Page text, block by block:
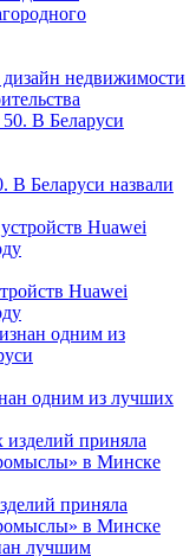
недвижимости
В Беларуси назвали
Huawei
одним из лучших
приняла
в Минске